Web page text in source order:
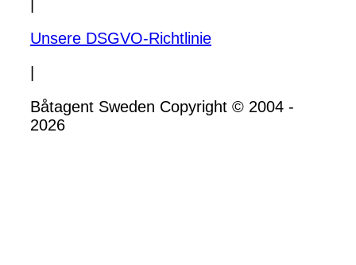
Unsere DSGVO-Richtlinie
Båtagent Sweden Copyright © 2004 -
2026